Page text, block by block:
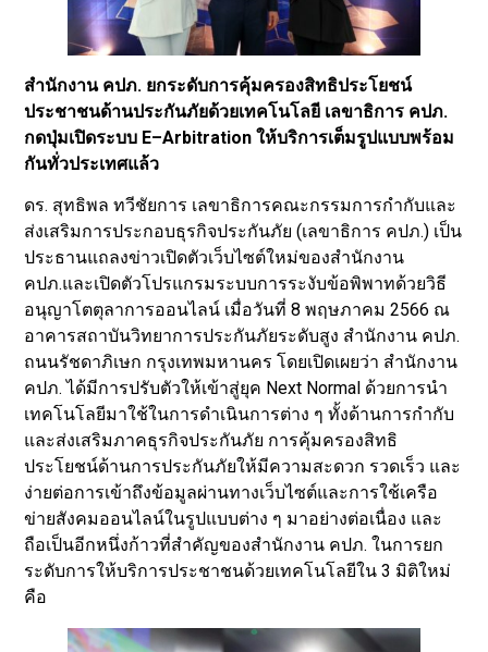
สำนักงาน คปภ. ยกระดับการคุ้มครองสิทธิประโยชน์
ประชาชนด้านประกันภัยด้วยเทคโนโลยี เลขาธิการ คปภ.
กดปุ่มเปิดระบบ E–Arbitration ให้บริการเต็มรูปแบบพร้อม
กันทั่วประเทศแล้ว
ดร. สุทธิพล ทวีชัยการ เลขาธิการคณะกรรมการกำกับและ
ส่งเสริมการประกอบธุรกิจประกันภัย (เลขาธิการ คปภ.) เป็น
ประธานแถลงข่าวเปิดตัวเว็บไซต์ใหม่ของสำนักงาน
คปภ.และเปิดตัวโปรแกรมระบบการระงับข้อพิพาทด้วยวิธี
อนุญาโตตุลาการออนไลน์ เมื่อวันที่ 8 พฤษภาคม 2566 ณ
อาคารสถาบันวิทยาการประกันภัยระดับสูง สำนักงาน คปภ.
ถนนรัชดาภิเษก กรุงเทพมหานคร โดยเปิดเผยว่า สำนักงาน
คปภ. ได้มีการปรับตัวให้เข้าสู่ยุค Next Normal ด้วยการนำ
เทคโนโลยีมาใช้ในการดำเนินการต่าง ๆ ทั้งด้านการกำกับ
และส่งเสริมภาคธุรกิจประกันภัย การคุ้มครองสิทธิ
ประโยชน์ด้านการประกันภัยให้มีความสะดวก รวดเร็ว และ
ง่ายต่อการเข้าถึงข้อมูลผ่านทางเว็บไซต์และการใช้เครือ
ข่ายสังคมออนไลน์ในรูปแบบต่าง ๆ มาอย่างต่อเนื่อง และ
ถือเป็นอีกหนึ่งก้าวที่สำคัญของสำนักงาน คปภ. ในการยก
ระดับการให้บริการประชาชนด้วยเทคโนโลยีใน 3 มิติใหม่
คือ